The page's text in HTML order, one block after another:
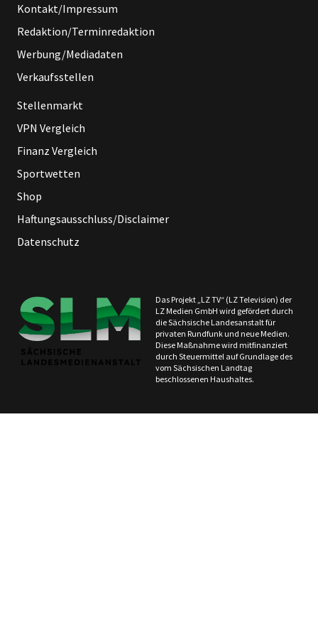
Kontakt/Impressum
Redaktion/Terminredaktion
Werbung/Mediadaten
Verkaufsstellen
Stellenmarkt
VPN Vergleich
Finanz Vergleich
Sportwetten
Shop
Haftungsausschluss/Disclaimer
Datenschutz
Das Projekt „LZ TV“ (LZ Television) der
LZ Medien GmbH wird gefördert durch
die Sächsische Landesanstalt für
privaten Rundfunk und neue Medien.
Diese Maßnahme wird mitfinanziert
durch Steuermittel auf Grundlage des
vom Sächsischen Landtag
beschlossenen Haushaltes.